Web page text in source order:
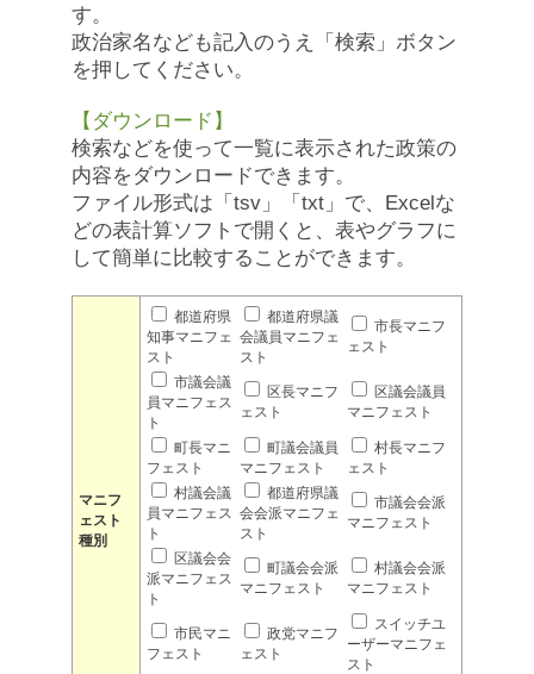
す。
政治家名なども記入のうえ「検索」ボタン
を押してください。
【ダウンロード】
検索などを使って一覧に表示された政策の
内容をダウンロードできます。
ファイル形式は「tsv」「txt」で、Excelな
どの表計算ソフトで開くと、表やグラフに
して簡単に比較することができます。
マニフ
ェスト
種別
都道府県
知事マニフェ
スト
都道府県議
会議員マニフェ
スト
市長マニフ
ェスト
市議会議
員マニフェス
ト
区長マニフ
ェスト
区議会議員
マニフェスト
町長マニ
フェスト
町議会議員
マニフェスト
村長マニフ
ェスト
村議会議
員マニフェス
ト
都道府県議
会会派マニフェ
スト
市議会会派
マニフェスト
区議会会
派マニフェス
ト
町議会会派
マニフェスト
村議会会派
マニフェスト
市民マニ
フェスト
政党マニフ
ェスト
スイッチユ
ーザーマニフェ
スト